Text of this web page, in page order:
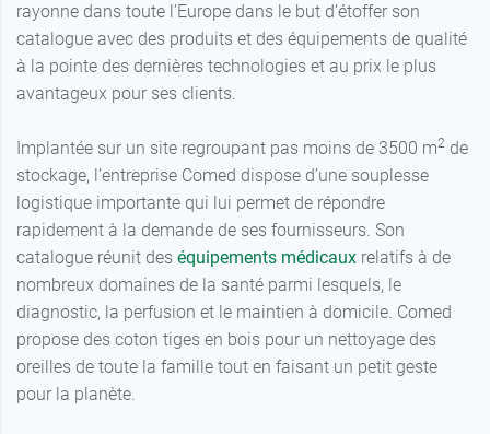
adulte
54,89 €
pédiatrique
Capteur
nourrisson
61,72 €
rayonne dans toute l’Europe dans le but d’étoffer son
catalogue avec des produits et des équipements de qualité
à la pointe des dernières technologies et au prix le plus
avantageux pour ses clients.
Implantée sur un site regroupant pas moins de 3500 m2 de
stockage, l’entreprise Comed dispose d’une souplesse
logistique importante qui lui permet de répondre
rapidement à la demande de ses fournisseurs. Son
catalogue réunit des équipements médicaux relatifs à de
nombreux domaines de la santé parmi lesquels, le
diagnostic, la perfusion et le maintien à domicile. Comed
propose des coton tiges en bois pour un nettoyage des
oreilles de toute la famille tout en faisant un petit geste
pour la planète.